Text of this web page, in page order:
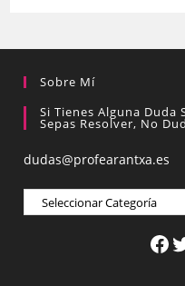
Sobre Mí
Si Tienes Alguna Duda
Sepas Resolver, No
dudas@profearantxa.es